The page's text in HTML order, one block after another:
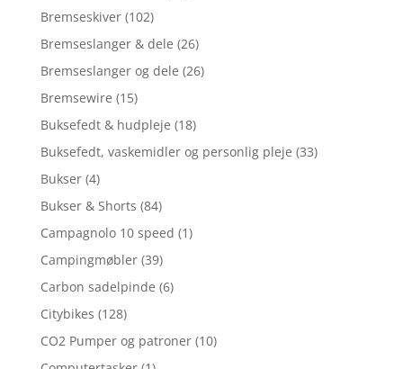
Bremseskiver (102)
Bremseslanger & dele (26)
Bremseslanger og dele (26)
Bremsewire (15)
Buksefedt & hudpleje (18)
Buksefedt, vaskemidler og personlig pleje (33)
Bukser (4)
Bukser & Shorts (84)
Campagnolo 10 speed (1)
Campingmøbler (39)
Carbon sadelpinde (6)
Citybikes (128)
CO2 Pumper og patroner (10)